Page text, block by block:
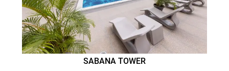
SABANA TOWER